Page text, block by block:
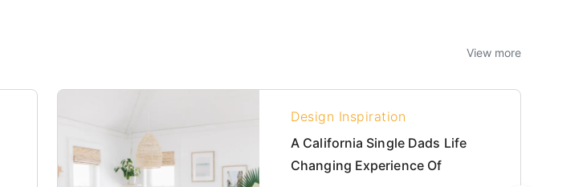
View more
Design Inspiration
A California Single Dads Life
Changing Experience Of